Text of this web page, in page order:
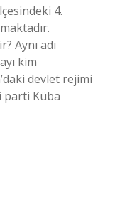
4.
Aynı adı
kim
devlet rejimi
parti Küba